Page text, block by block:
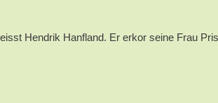
Hendrik Hanfland. Er erkor seine Frau